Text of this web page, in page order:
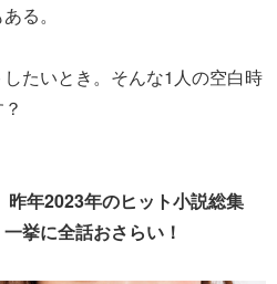
る。
たいとき。そんな1人の空白時
昨年2023年のヒット小説総集
挙に全話おさらい！